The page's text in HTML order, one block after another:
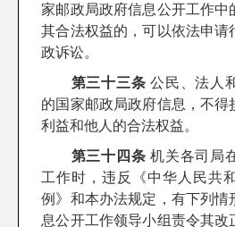
家邮政局政府信息公开工作中
其合法权益的，可以依法申请
政诉讼。
第三十三条 公民、法人
的国家邮政局政府信息，不得
利益和他人的合法权益。
第三十四条 机关各司局
工作时，违反《中华人民共
例》和本办法规定，有下列情
息公开工作领导小组责令其改